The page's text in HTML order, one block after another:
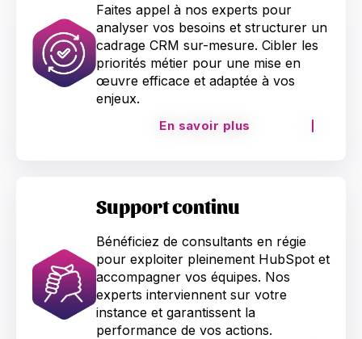
Faites appel à nos experts pour
analyser vos besoins et structurer un
cadrage CRM sur-mesure. Cibler les
priorités métier pour une mise en
œuvre efficace et adaptée à vos
enjeux.
En savoir plus
Support continu
Bénéficiez de consultants en régie
pour exploiter pleinement HubSpot et
accompagner vos équipes. Nos
experts interviennent sur votre
instance et garantissent la
performance de vos actions.